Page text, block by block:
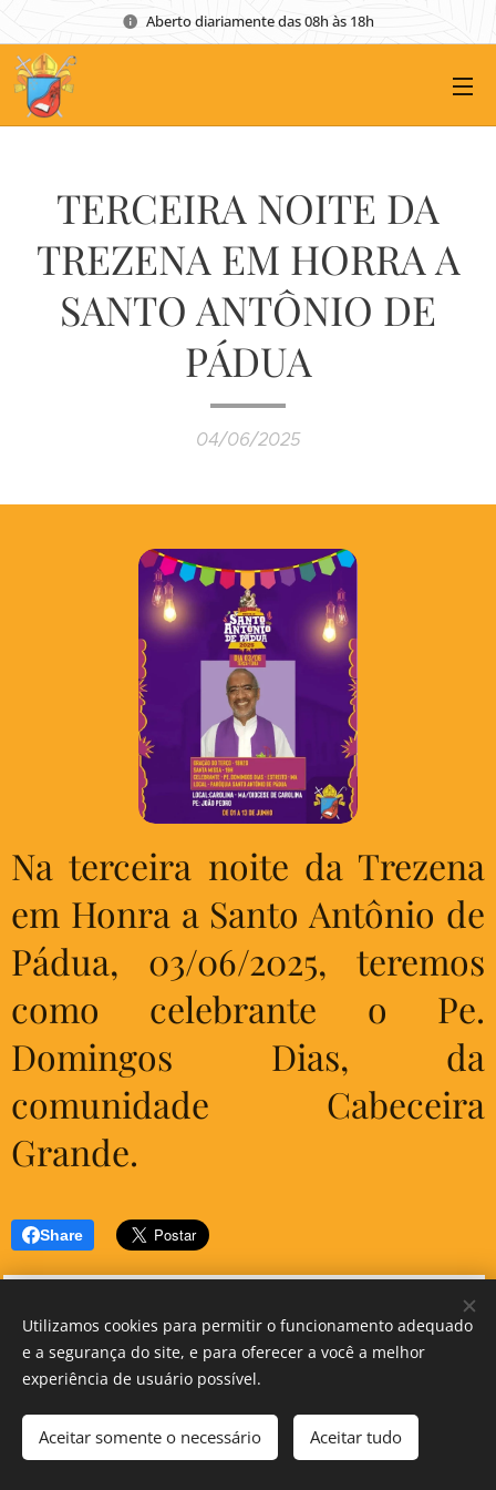
Aberto diariamente das 08h às 18h
TERCEIRA NOITE DA
TREZENA EM HORRA A
SANTO ANTÔNIO DE
PÁDUA
04/06/2025
Na terceira noite da Trezena
em Honra a Santo Antônio de
Pádua, 03/06/2025, teremos
como celebrante o Pe.
Domingos Dias, da
comunidade Cabeceira
Grande.
Share
Funcionamento da secretaria Segunda - Sexta 08h às 12h e das 14h às 18h e no Sábado
Utilizamos cookies para permitir o funcionamento adequado
e a segurança do site, e para oferecer a você a melhor
experiência de usuário possível.
Aceitar somente o necessário Aceitar tudo